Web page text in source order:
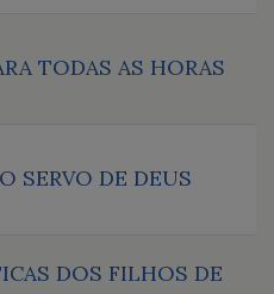
TODAS AS HORAS
SERVO DE DEUS
DOS FILHOS DE